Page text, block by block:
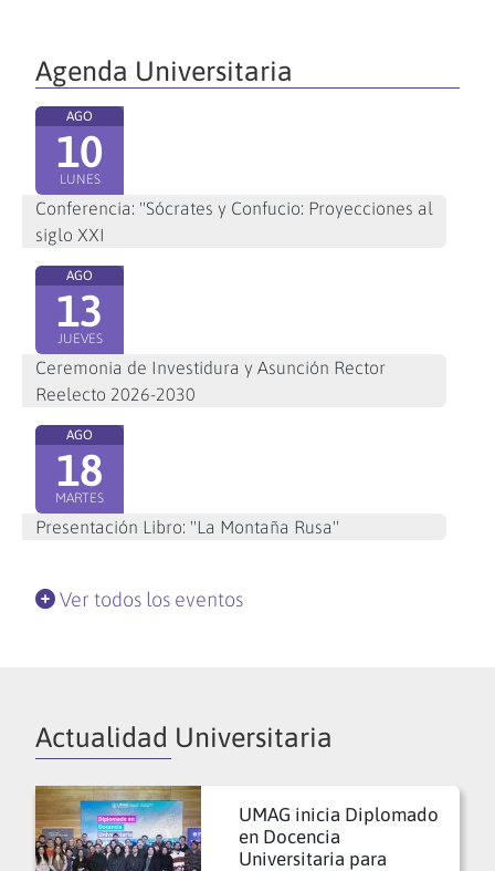
Agenda Universitaria
AGO
10
LUNES
Conferencia: "Sócrates y Confucio: Proyecciones al
siglo XXI
AGO
13
JUEVES
Ceremonia de Investidura y Asunción Rector
Reelecto 2026-2030
AGO
18
MARTES
Presentación Libro: "La Montaña Rusa"
Ver todos los eventos
Actualidad Universitaria
UMAG inicia Diplomado
en Docencia
Universitaria para